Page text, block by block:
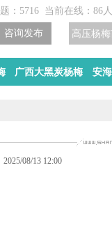
：5716 当前在线：86人
高压杨梅
广西大黑炭杨梅 安
2025/08/13 12:00